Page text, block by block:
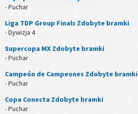
- Puchar
Liga TDP Group Finals Zdobyte bramki
- Dywizja 4
Supercopa MX Zdobyte bramki
- Puchar
Campeón de Campeones Zdobyte bramki
- Puchar
Copa Conecta Zdobyte bramki
- Puchar